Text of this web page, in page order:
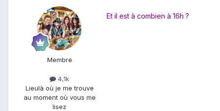
Membre
4,1k
Lieulà où je me trouve
au moment où vous me
lisez
Et il est à combien à 16h ?